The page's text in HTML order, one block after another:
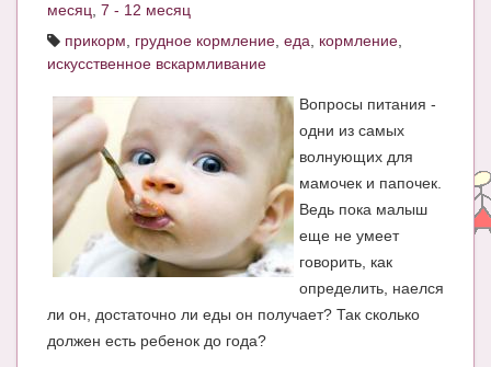
КНИГИ
Рекомендовано
Сказки
ПСИХОЛОГИЯ
ЗДОРОВЬЕ
МОДА И КРАСОТА
КОНКУРСЫ
СООБЩЕСТВА
БЛОГИ
месяц 7 - 12 месяц
прикорм
грудное кормление еда кормление
искусственное вскармливание
Вопросы питания -
одни из самых
волнующих для
мамочек и папочек.
Ведь пока малыш
еще не умеет
говорить, как
определить, наелся
ли он, достаточно ли еды он получает? Так сколько
должен есть ребенок до года?